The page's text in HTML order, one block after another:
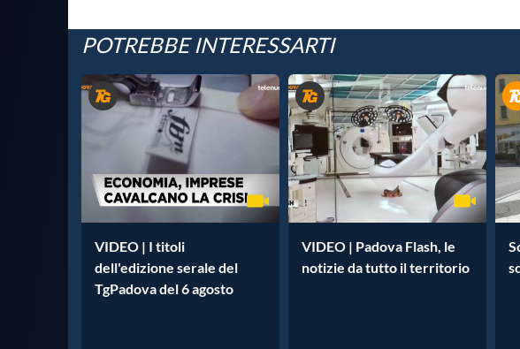
POTREBBE INTERESSARTI
VIDEO | I titoli
dell'edizione serale del
TgPadova del 6 agosto
VIDEO | Padova Flash, le
notizie da tutto il territorio